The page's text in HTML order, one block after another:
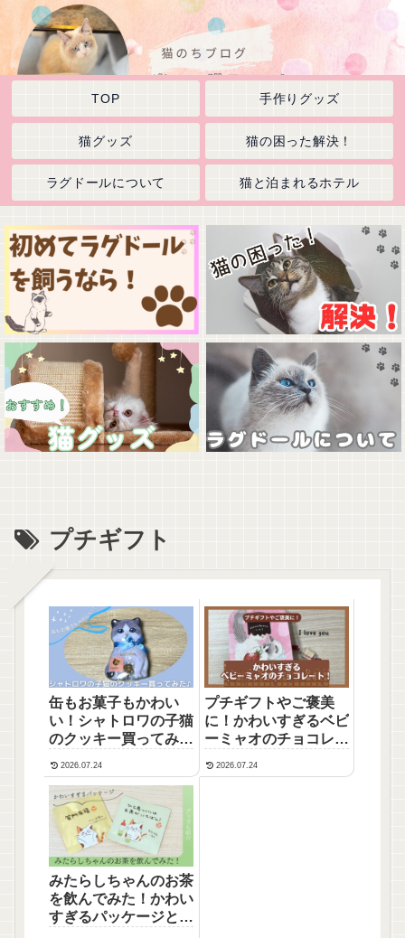
TOP 手作りグッズ
猫グッズ 猫の困った解決！
ラグドールについて 猫と泊まれるホテル
プチギフト
缶もお菓子もかわい
い！シャトロワの子猫
のクッキー買ってみた
2026.07.24
プチギフトやご褒美
に！かわいすぎるベビ
ーミャオのチョコレー
2026.07.24
みたらしちゃんのお茶
を飲んでみた！かわい
すぎるパッケージとグ